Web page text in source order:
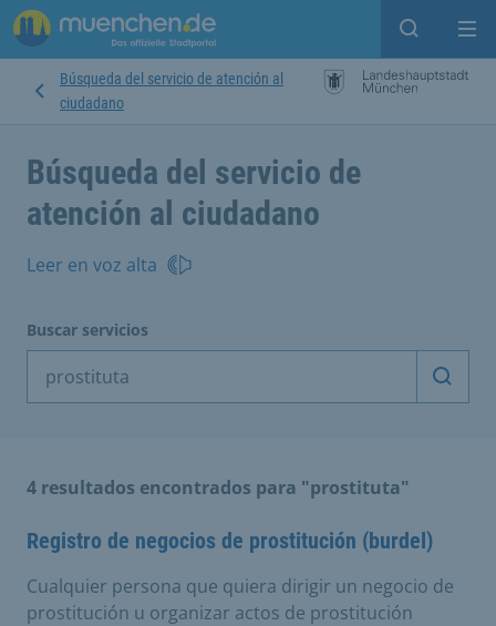
Open
Búsqueda del servicio de atención al
ciudadano
Búsqueda del servicio de
atención al ciudadano
Leer en voz alta
Buscar servicios
4 resultados encontrados para "prostituta"
Registro de negocios de prostitución (burdel)
Cualquier persona que quiera dirigir un negocio de
prostitución u organizar actos de prostitución